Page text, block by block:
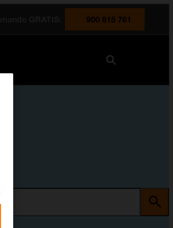
900 815 761